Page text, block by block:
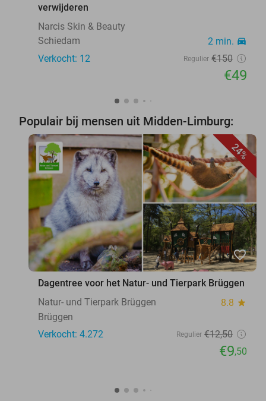
verwijderen
Narcis Skin & Beauty
Schiedam
2 min. directions_car
Verkocht: 12 Regulier €150
€49
Populair bij mensen uit Midden-Limburg:
24%
favorite_border
Dagentree voor het Natur- und Tierpark Brüggen
Natur- und Tierpark Brüggen
8.8 star
Brüggen
Verkocht: 4.272
Regulier €12,50
€9,50